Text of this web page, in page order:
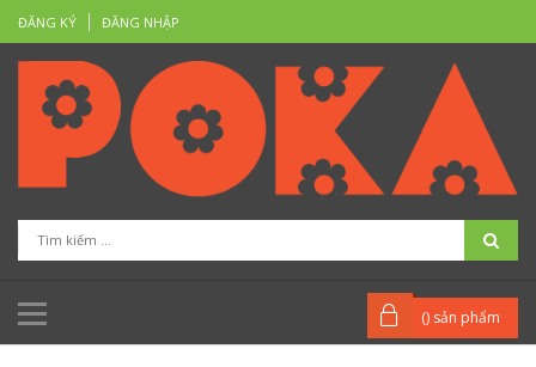
ĐĂNG KÝ ĐĂNG NHẬP
() sản phẩm